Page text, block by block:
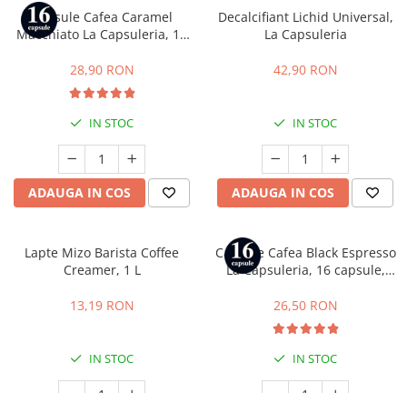
Capsule Cafea Caramel
Macchiato La Capsuleria, 16
Gusto
28,90 RON
IN STOC
ADAUGA IN COS
Decalcifiant Lichid Universal,
La Capsuleria
42,90 RON
IN STOC
ADAUGA IN COS
Lapte Mizo Barista Coffee
Creamer, 1 L
13,19 RON
IN STOC
Capsule Cafea Black Espresso
La Capsuleria, 16 capsule,
26,50 RON
IN STOC